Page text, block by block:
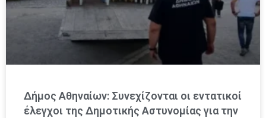
Δήμος Αθηναίων: Συνεχίζονται οι εντατικοί
έλεγχοι της Δημοτικής Αστυνομίας για την